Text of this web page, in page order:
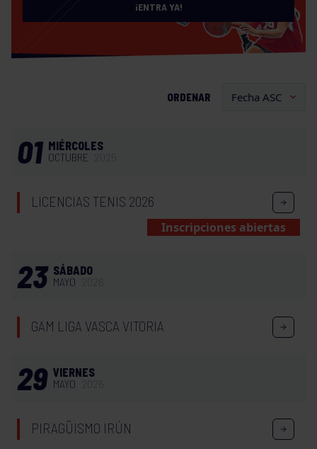
¡ENTRA YA!
ORDENAR
01 MIÉRCOLES
OCTUBRE
LICENCIAS TENIS 2026
Inscripciones abiertas
23 SÁBADO
MAYO
GAM LIGA VASCA VITORIA
29 VIERNES
MAYO
PIRAGÜISMO IRÚN